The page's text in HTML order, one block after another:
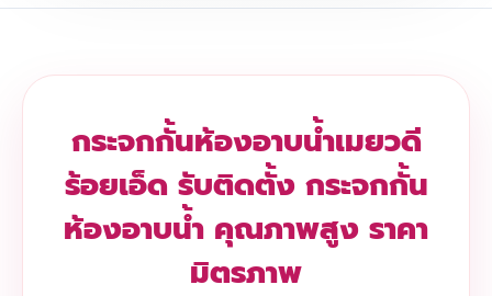
กระจกกั้นห้องอาบน้ำเมยวดี
ร้อยเอ็ด รับติดตั้ง กระจกกั้น
ห้องอาบน้ำ คุณภาพสูง ราคา
มิตรภาพ